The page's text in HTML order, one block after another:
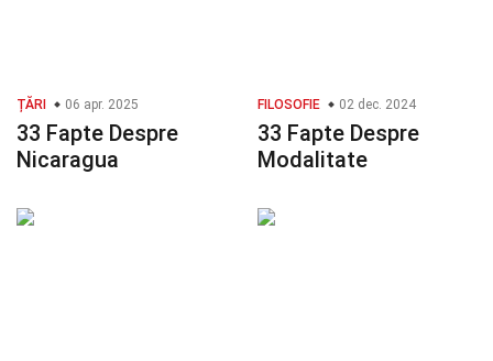
ȚĂRI 06 apr. 2025
33 Fapte Despre
Nicaragua
FILOSOFIE 02 dec. 2024
33 Fapte Despre
Modalitate